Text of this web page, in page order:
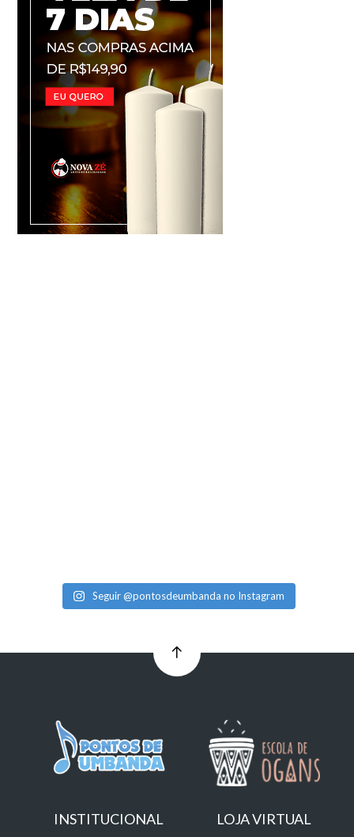
Seguir @pontosdeumbanda no Instagram
INSTITUCIONAL LOJA VIRTUAL